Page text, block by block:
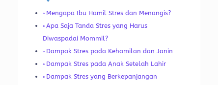
Mengapa Ibu Hamil Stres dan Menangis?
Apa Saja Tanda Stres yang Harus
Diwaspadai Mommil?
Dampak Stres pada Kehamilan dan Janin
Dampak Stres pada Anak Setelah Lahir
Dampak Stres yang Berkepanjangan